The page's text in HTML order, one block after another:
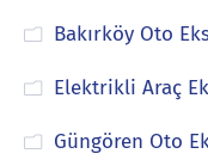
Bakırköy Oto
Elektrikli Araç
Güngören Oto